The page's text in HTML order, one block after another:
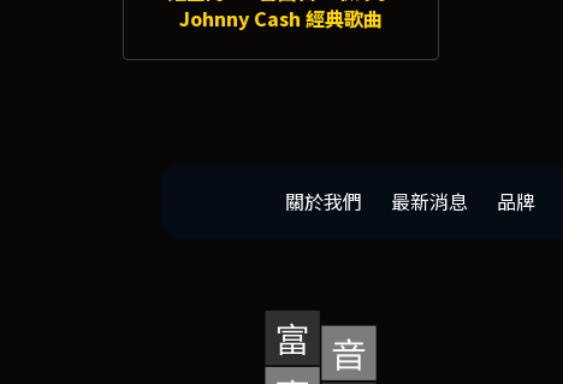
Johnny Cash 經典歌曲
關於我們 最新消息 品牌